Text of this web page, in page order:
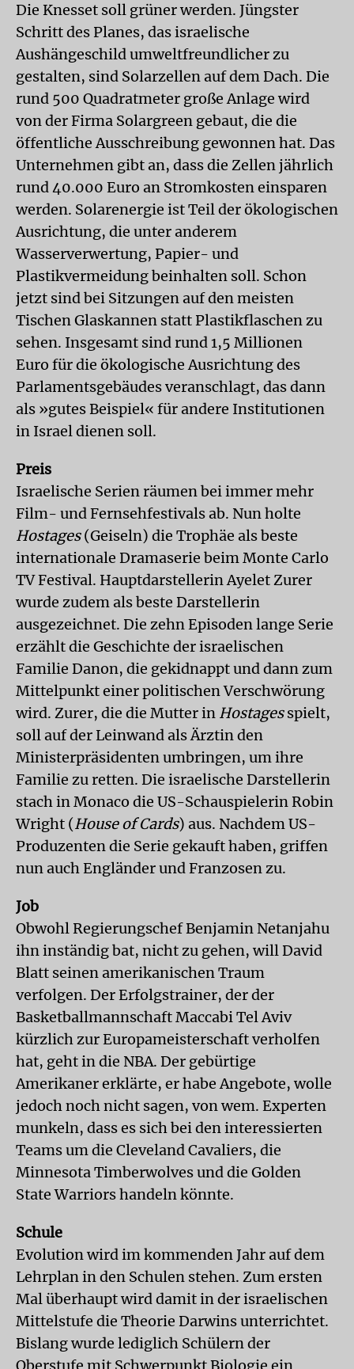
Die Knesset soll grüner werden. Jüngster
Schritt des Planes, das israelische
Aushängeschild umweltfreundlicher zu
gestalten, sind Solarzellen auf dem Dach. Die
rund 500 Quadratmeter große Anlage wird
von der Firma Solargreen gebaut, die die
öffentliche Ausschreibung gewonnen hat. Das
Unternehmen gibt an, dass die Zellen jährlich
rund 40.000 Euro an Stromkosten einsparen
werden. Solarenergie ist Teil der ökologischen
Ausrichtung, die unter anderem
Wasserverwertung, Papier- und
Plastikvermeidung beinhalten soll. Schon
jetzt sind bei Sitzungen auf den meisten
Tischen Glaskannen statt Plastikflaschen zu
sehen. Insgesamt sind rund 1,5 Millionen
Euro für die ökologische Ausrichtung des
Parlamentsgebäudes veranschlagt, das dann
als »gutes Beispiel« für andere Institutionen
in Israel dienen soll.
Preis
Israelische Serien räumen bei immer mehr
Film- und Fernsehfestivals ab. Nun holte
Hostages(Geiseln) die Trophäe als beste
internationale Dramaserie beim Monte Carlo
TV Festival. Hauptdarstellerin Ayelet Zurer
wurde zudem als beste Darstellerin
ausgezeichnet. Die zehn Episoden lange Serie
erzählt die Geschichte der israelischen
Familie Danon, die gekidnappt und dann zum
Mittelpunkt einer politischen Verschwörung
wird. Zurer, die die Mutter in Hostagesspielt,
soll auf der Leinwand als Ärztin den
Ministerpräsidenten umbringen, um ihre
Familie zu retten. Die israelische Darstellerin
stach in Monaco die US-Schauspielerin Robin
Wright (House of Cards) aus. Nachdem US-
Produzenten die Serie gekauft haben, griffen
nun auch Engländer und Franzosen zu.
Job
Obwohl Regierungschef Benjamin Netanjahu
ihn inständig bat, nicht zu gehen, will David
Blatt seinen amerikanischen Traum
verfolgen. Der Erfolgstrainer, der der
Basketballmannschaft Maccabi Tel Aviv
kürzlich zur Europameisterschaft verholfen
hat, geht in die NBA. Der gebürtige
Amerikaner erklärte, er habe Angebote, wolle
jedoch noch nicht sagen, von wem. Experten
munkeln, dass es sich bei den interessierten
Teams um die Cleveland Cavaliers, die
Minnesota Timberwolves und die Golden
State Warriors handeln könnte.
Schule
Evolution wird im kommenden Jahr auf dem
Lehrplan in den Schulen stehen. Zum ersten
Mal überhaupt wird damit in der israelischen
Mittelstufe die Theorie Darwins unterrichtet.
Bislang wurde lediglich Schülern der